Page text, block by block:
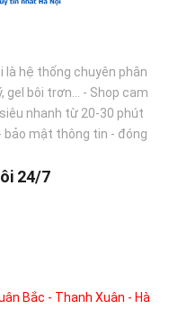
là hệ thống chuyên phân
gel bôi trơn... - Shop cam
nhanh từ 20-30 phút
bảo mật thông tin - đóng
24/7
Bắc - Thanh Xuân - Hà